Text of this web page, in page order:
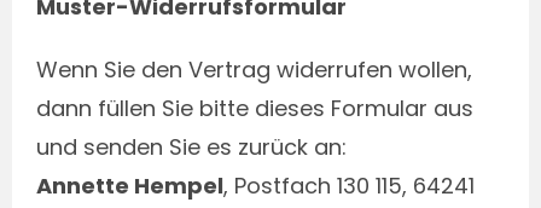
Muster-Widerrufsformular
Wenn Sie den Vertrag widerrufen wollen,
dann füllen Sie bitte dieses Formular aus
und senden Sie es zurück an:
Annette Hempel, Postfach 130 115, 64241